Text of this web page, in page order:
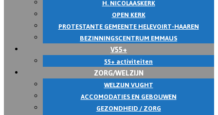
H. NICOLAASKERK
OPEN KERK
PROTESTANTE GEMEENTE HELEVOIRT-HAAREN
BEZINNINGSCENTRUM EMMAUS
V55+
55+ activiteiten
ZORG/WELZIJN
WELZIJN VUGHT
ACCOMODATIES EN GEBOUWEN
GEZONDHEID / ZORG